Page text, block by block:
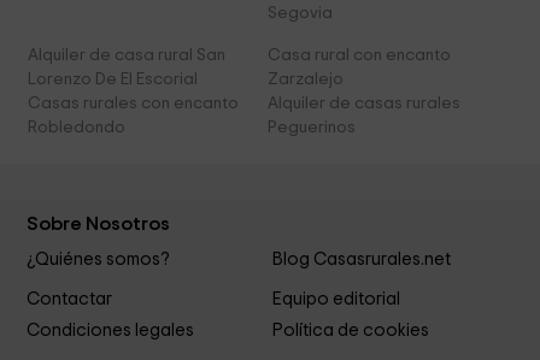
Segovia
Alquiler de casa rural San
Lorenzo De El Escorial
Casa rural con encanto
Zarzalejo
Casas rurales con encanto
Robledondo
Alquiler de casas rurales
Peguerinos
Sobre Nosotros
¿Quiénes somos? Blog Casasrurales.net
Contactar
Equipo editorial
Condiciones legales
Política de cookies